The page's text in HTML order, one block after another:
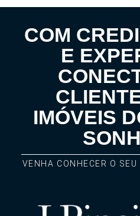
COM
E
IMÓVEIS
VENHA CONHECER O SEU